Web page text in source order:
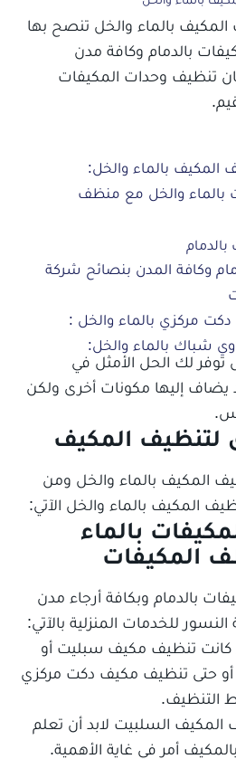
المكيف بالماء والخل تنصح بها
بالدمام وكافة مدن
تنظيف وحدات المكيفات
بالماء والخل مع منظف
وكافة المدن بنصائح شركة
مركزي بالماء والخل :
شباك بالماء والخل:
توفر لك الحل الأمثل في
يضاف إليها مكونات أخرى ولكن
طرق لتنظيف المكيف
المكيف بالماء والخل ومن
بالماء
المكيفات
بالدمام وبكافة أرجاء مدن
للخدمات المنزلية بالآتي:
كانت تنظيف مكيف سبليت أو
حتى تنظيف مكيف دكت مركزي
التنظيف.
المكيف السلبيت لابد أن تعلم
أمر في غاية الأهمية.